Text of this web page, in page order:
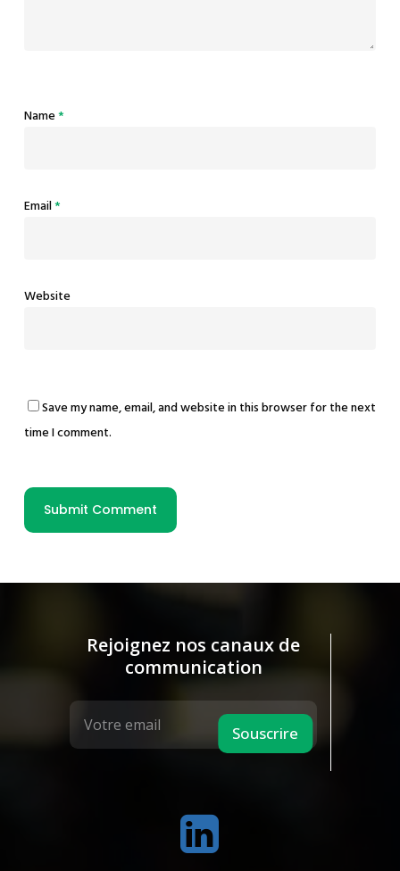
Name*
Email*
Website
Save my name, email, and website in this browser for the next
time I comment.
Rejoignez nos canaux de
communication
Souscrire